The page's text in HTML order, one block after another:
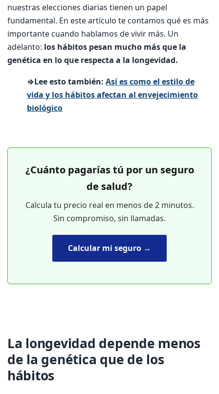
nuestras elecciones diarias tienen un papel
fundamental. En este artículo te contamos qué es más
importante cuando hablamos de vivir más. Un
adelanto: los hábitos pesan mucho más que la
genética en lo que respecta a la longevidad.
⇒Lee esto también: Así es como el estilo de
vida y los hábitos afectan al envejecimiento
biológico
¿Cuánto pagarías tú por un seguro
de salud?
Calcula tu precio real en menos de 2 minutos.
Sin compromiso, sin llamadas.
Calcular mi seguro →
La longevidad depende menos
de la genética que de los
hábitos